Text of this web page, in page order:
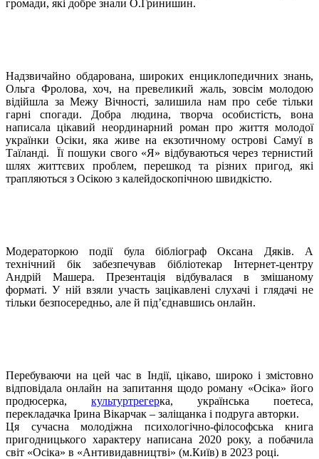
громади, які добре знали О.Гринишин.
Надзвичайно обдарована, широких енциклопедичних знань,
Ольга Фролова, хоч, на превеликий жаль, зовсім молодою
відійшла за Межу Вічності, залишила нам про себе тільки
гарні спогади. Добра людина, творча особистість, вона
написала цікавий неординарний роман про життя молодої
українки Осіки, яка живе на екзотичному острові Самуї в
Таїланді. Її пошуки свого «Я» відбуваються через тернистий
шлях життєвих проблем, перешкод та різних пригод, які
трапляються з Осікою з калейдоскопічною швидкістю.
Модераторкою події була бібліограф Оксана Дяків. А
технічний бік забезпечував бібліотекар Інтернет-центру
Андрій Машера. Презентація відбувалася в змішаному
форматі. У ній взяли участь зацікавлені слухачі і глядачі не
тільки безпосередньо, але й під’єднавшись онлайн.
Перебуваючи на цей час в Індії, цікаво, широко і змістовно
відповідала онлайн на запитання щодо роману «Осіка» його
продюсерка, культуртрегерка, українська поетеса,
перекладачка Ірина Вікарчак – заліщанка і подруга авторки.
Ця сучасна молодіжна психологічно-філософська книга
пригодницького характеру написана 2020 року, а побачила
світ «Осіка» в «Антивидавництві» (м.Київ) в 2023 році.